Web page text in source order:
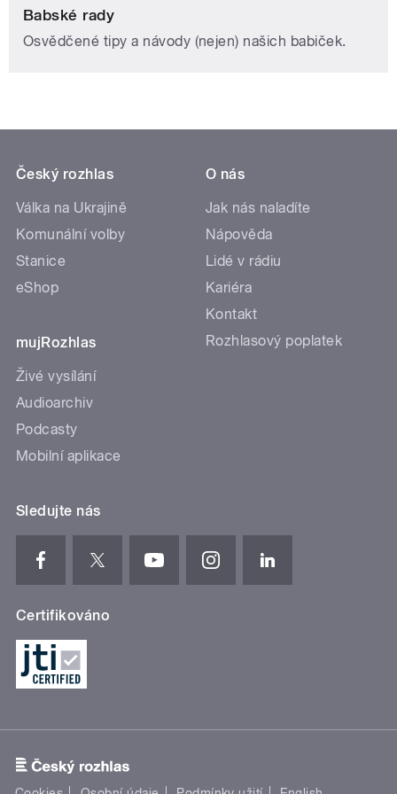
Babské rady
Osvědčené tipy a návody (nejen) našich babiček.
Český rozhlas
Válka na Ukrajině
Komunální volby
Stanice
eShop
mujRozhlas
Živé vysílání
Audioarchiv
Podcasty
Mobilní aplikace
O nás
Jak nás naladíte
Nápověda
Lidé v rádiu
Kariéra
Kontakt
Rozhlasový poplatek
Sledujte nás
Certifikováno